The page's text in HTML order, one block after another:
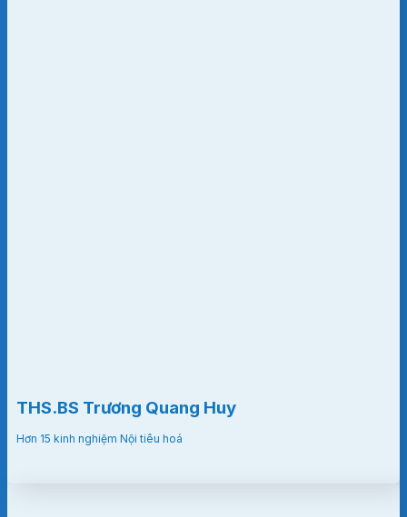
THS.BS Trương Quang Huy
Hơn 15 kinh nghiệm Nội tiêu hoá